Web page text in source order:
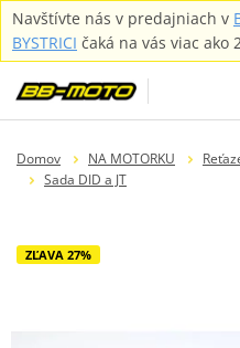
Navštívte nás v predajniach v
BYSTRICI čaká na vás viac ako
Domov NA MOTORKU
Sada DID a JT
ZĽAVA 27%